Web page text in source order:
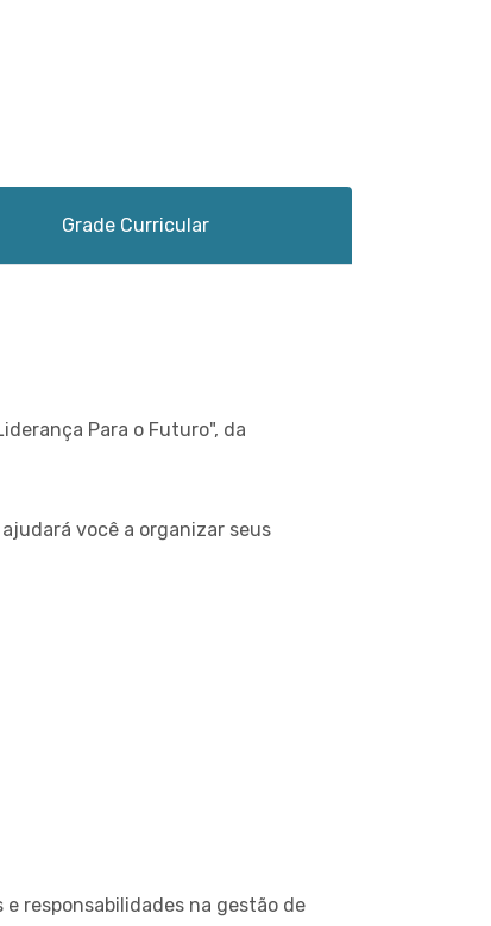
Grade Curricular
Para o Futuro", da
você a organizar seus
responsabilidades na gestão de